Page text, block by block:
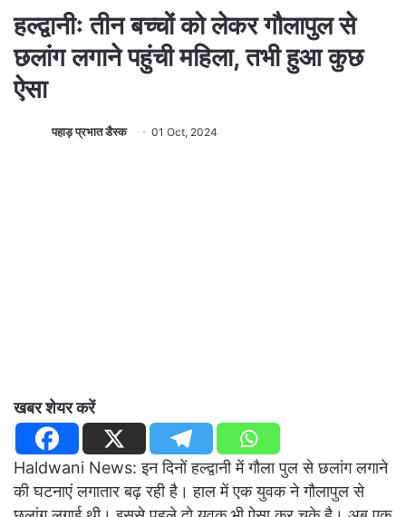
हल्द्वानीः तीन बच्चों को लेकर गौलापुल से
छलांग लगाने पहुंची महिला, तभी हुआ कुछ
ऐसा
पहाड़ प्रभात डैस्क 01 Oct, 2024
खबर शेयर करें
Haldwani News: इन दिनों हल्द्वानी में गौला पुल से छलांग लगाने
की घटनाएं लगातार बढ़ रही है। हाल में एक युवक ने गौलापुल से